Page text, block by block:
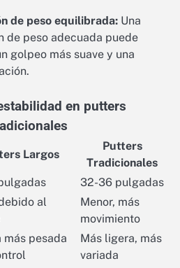
de peso equilibrada: Una
de peso adecuada puede
golpeo más suave y una
en putters
Largos
Putters
Tradicionales
32-36 pulgadas
al
Menor, más
movimiento
más pesada
Más ligera, más
variada